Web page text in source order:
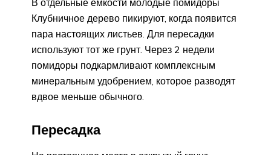
В отдельные емкости молодые помидоры
Клубничное дерево пикируют, когда появится
пара настоящих листьев. Для пересадки
используют тот же грунт. Через 2 недели
помидоры подкармливают комплексным
минеральным удобрением, которое разводят
вдвое меньше обычного.
Пересадка